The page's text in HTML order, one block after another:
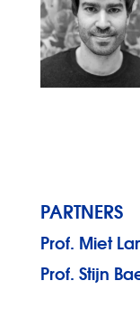
PARTNERS
Prof. Miet
Prof. Stijn